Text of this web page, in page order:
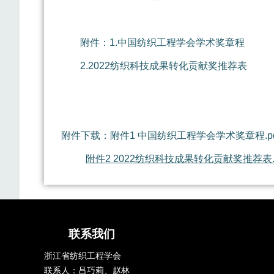
附件：1.中国纺织工程学会学术奖章程
2.2022纺织科技成果转化贡献奖推荐表
附件下载： 附件1 中国纺织工程学会学术奖章程
附件2 2022纺织科技成果转化贡献奖推荐
联系我们
浙江省纺织工程学会
联系人：吕巧莉、赵林